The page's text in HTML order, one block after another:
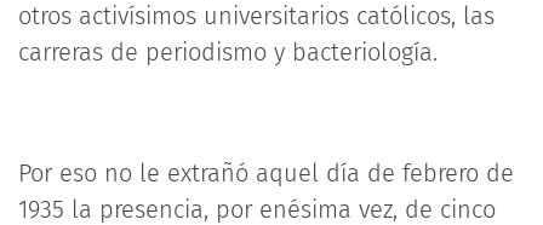
otros activísimos universitarios católicos, las
carreras de periodismo y bacteriología.
Por eso no le extrañó aquel día de febrero de
1935 la presencia, por enésima vez, de cinco